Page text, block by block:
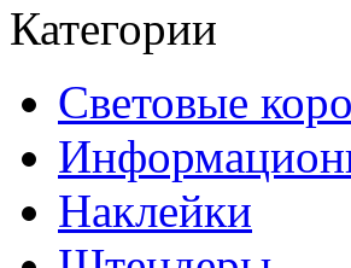
Категории
Световые
Наклейки